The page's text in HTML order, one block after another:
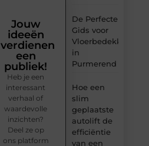
De Perfecte
Gids voor
Vloerbedekking
in
Purmerend
Hoe een
slim
geplaatste
autolift de
efficiëntie
van een
Jouw
ideeën
verdienen
een
publiek!
Heb je een
interessant
verhaal of
waardevolle
inzichten?
Deel ze op
ons platform